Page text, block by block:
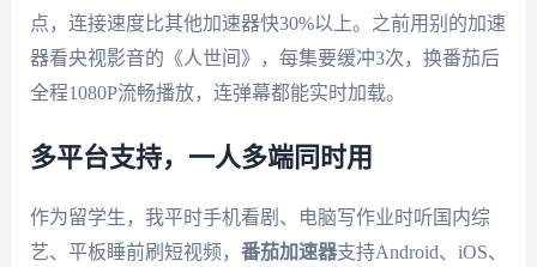
点，连接速度比其他加速器快30%以上。之前用别的加速
器看央视影音的《人世间》，每集要缓冲3次，换番茄后
全程1080P流畅播放，连弹幕都能实时加载。
多平台支持，一人多端同时用
作为留学生，我平时手机看剧、电脑写作业时听国内综
艺、平板睡前刷短视频， 番茄加速器支持Android、iOS、